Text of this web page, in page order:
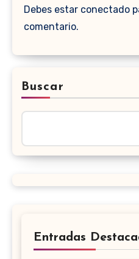
Debes estar conectado
comentario.
Buscar
Entradas